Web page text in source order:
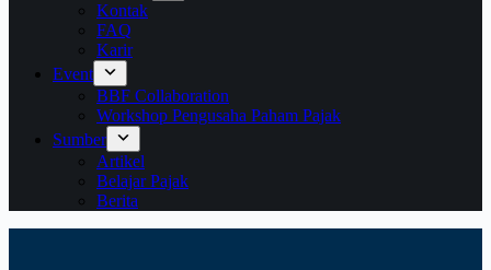
Kontak
FAQ
Karir
Event
BBF Collaboration
Workshop Pengusaha Paham Pajak
Sumber
Artikel
Belajar Pajak
Berita